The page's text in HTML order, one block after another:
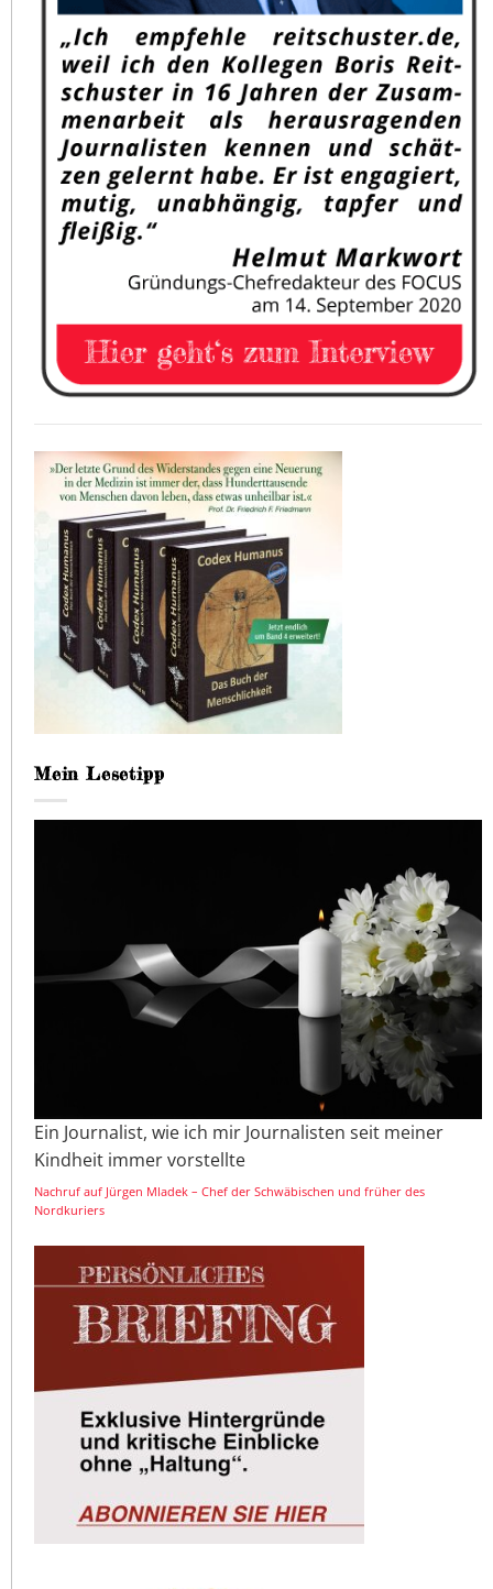
Mein Lesetipp
Ein Journalist, wie ich mir Journalisten seit meiner
Kindheit immer vorstellte
Nachruf auf Jürgen Mladek – Chef der Schwäbischen und früher des
Nordkuriers